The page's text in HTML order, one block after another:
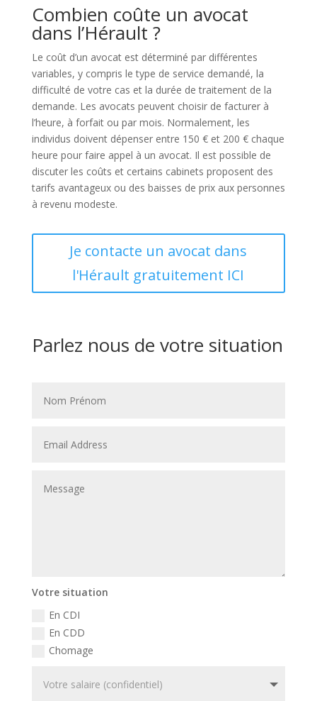
Combien coûte un avocat
dans l’Hérault ?
Le coût d’un avocat est déterminé par différentes
variables, y compris le type de service demandé, la
difficulté de votre cas et la durée de traitement de la
demande. Les avocats peuvent choisir de facturer à
l’heure, à forfait ou par mois. Normalement, les
individus doivent dépenser entre 150 € et 200 € chaque
heure pour faire appel à un avocat. Il est possible de
discuter les coûts et certains cabinets proposent des
tarifs avantageux ou des baisses de prix aux personnes
à revenu modeste.
Je contacte un avocat dans
l'Hérault gratuitement ICI
Parlez nous de votre situation
Votre situation
En CDI
En CDD
Chomage